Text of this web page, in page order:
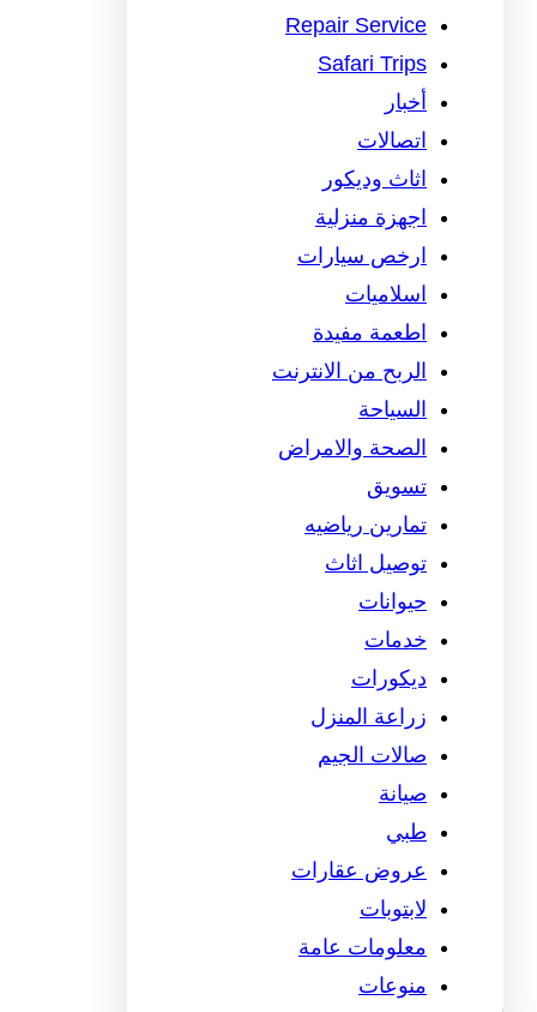
Repair Service
Safari Trips
أخبار
اتصالات
اثاث وديكور
اجهزة منزلية
ارخص سيارات
اسلاميات
اطعمة مفيدة
الربح من الانترنت
السياحة
الصحة والامراض
تسويق
تمارين رياضيه
توصيل اثاث
حيوانات
خدمات
ديكورات
زراعة المنزل
صالات الجيم
صيانة
طبي
عروض عقارات
لابتوبات
معلومات عامة
منوعات